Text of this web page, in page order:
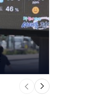
下
一
个